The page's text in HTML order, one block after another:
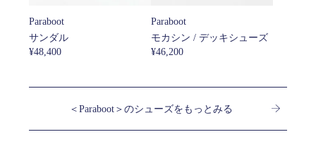
Paraboot
サンダル
¥48,400
Paraboot
モカシン / デッキシューズ
¥46,200
＜Paraboot＞のシューズをもっとみる